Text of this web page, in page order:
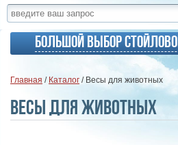
Большой выбор
Главная / Каталог / Весы для животных
Весы для животных